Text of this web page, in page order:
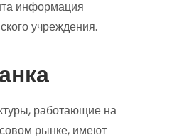
информация
учреждения.
работающие на
рынке, имеют